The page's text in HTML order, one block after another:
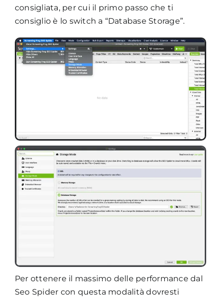
consigliata, per cui il primo passo che ti
consiglio è lo switch a “Database Storage”.
Per ottenere il massimo delle performance dal
Seo Spider con questa modalità dovresti